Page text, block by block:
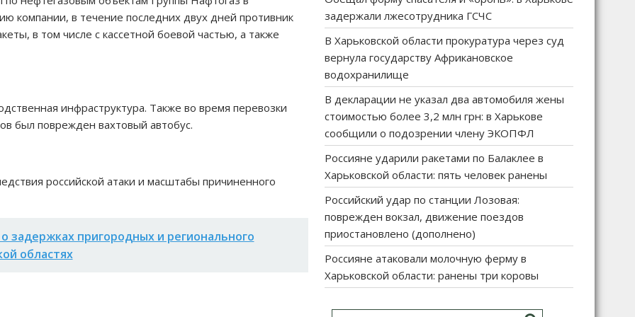
компании, в течение последних двух дней противник
в том числе с кассетной боевой частью, а также
инфраструктура. Также во время перевозки
был поврежден вахтовый автобус.
российской атаки и масштабы причиненного
задержках пригородных и регионального
областях
задержали лжесотрудника ГСЧС
В Харьковской области прокуратура через суд
вернула государству Африкановское
водохранилище
В декларации не указал два автомобиля жены
стоимостью более 3,2 млн грн: в Харькове
сообщили о подозрении члену ЭКОПФЛ
Россияне ударили ракетами по Балаклее в
Харьковской области: пять человек ранены
Российский удар по станции Лозовая:
поврежден вокзал, движение поездов
приостановлено (дополнено)
Россияне атаковали молочную ферму в
Харьковской области: ранены три коровы